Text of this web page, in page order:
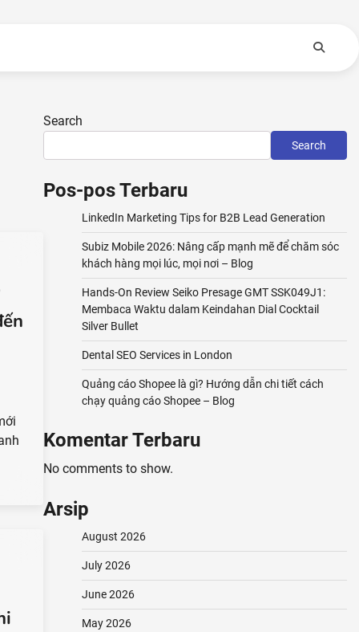
Search
Search
Pos-pos Terbaru
LinkedIn Marketing Tips for B2B Lead Generation
Subiz Mobile 2026: Nâng cấp mạnh mẽ để chăm sóc
khách hàng mọi lúc, mọi nơi – Blog
Hands-On Review Seiko Presage GMT SSK049J1:
Membaca Waktu dalam Keindahan Dial Cocktail
Silver Bullet
Dental SEO Services in London
Quảng cáo Shopee là gì? Hướng dẫn chi tiết cách
chạy quảng cáo Shopee – Blog
Komentar Terbaru
No comments to show.
Arsip
August 2026
July 2026
June 2026
May 2026